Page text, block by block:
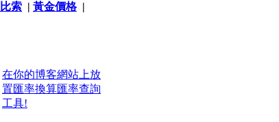
比索 | 黃金價格|
在你的博客網站上放
置匯率換算匯率查詢
工具!